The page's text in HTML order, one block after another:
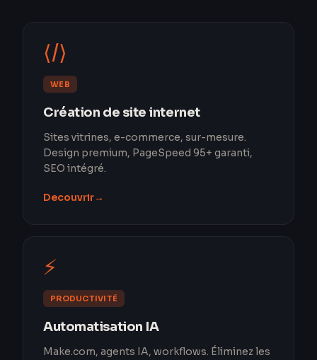
⟨/⟩
WEB
Création de site internet
Sites vitrines, e-commerce, sur-mesure.
Design premium, PageSpeed 95+ garanti,
SEO intégré.
Decouvrir→
⚡
PRODUCTIVITÉ
Automatisation IA
Make.com, agents IA, workflows. Éliminez les